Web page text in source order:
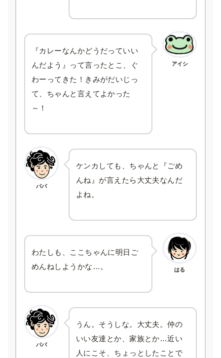
アイシ
『カレーなんかどうだっていい
んだよう』って言ったとこ、ぐ
わーってきた！きみがだいじっ
て、ちゃんと言えてよかった
～！
パパ
ケンカしても、ちゃんと『ごめ
んね』が言えたら大丈夫なんだ
よね。
はる
わたしも、ここちゃんに明日ご
めんねしようかな…。
パパ
うん。そうしな。大丈夫。仲の
いい友達とか、家族とか…近い
人にこそ、ちょっとしたことで